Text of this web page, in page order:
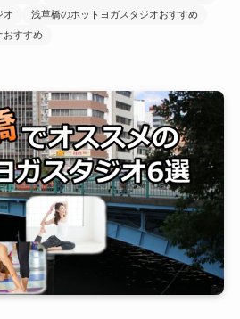
オ
浅草橋のホットヨガスタジオおすすめ
おすすめ